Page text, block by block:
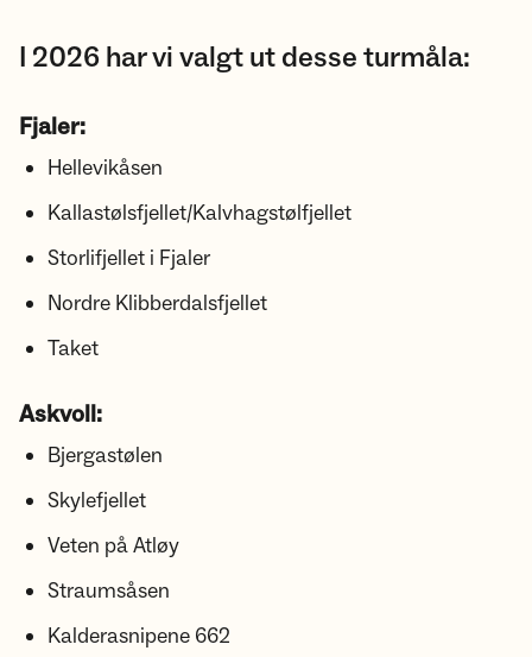
I 2026 har vi valgt ut desse turmåla:
Fjaler:
Hellevikåsen
Kallastølsfjellet/Kalvhagstølfjellet
Storlifjellet i Fjaler
Nordre Klibberdalsfjellet
Taket
Askvoll:
Bjergastølen
Skylefjellet
Veten på Atløy
Straumsåsen
Kalderasnipene 662